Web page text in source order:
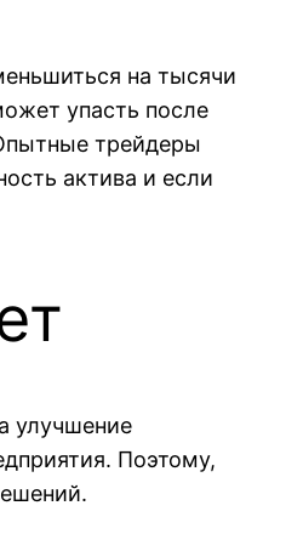
на тысячи
упасть после
трейдеры
актива и если
улучшение
Поэтому,